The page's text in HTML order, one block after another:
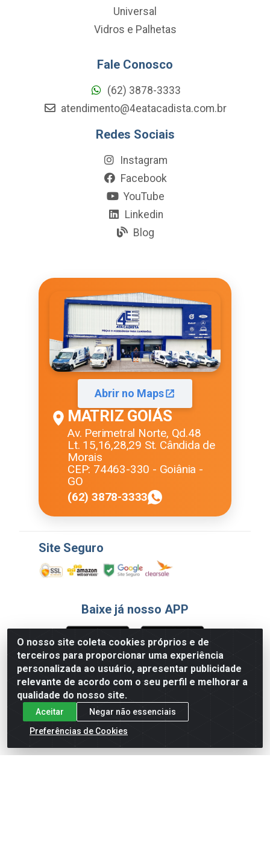
O nosso site coleta cookies próprios e de
terceiros para proporcionar uma experiência
personalizada ao usuário, apresentar publicidade
relevante de acordo com o seu perfil e melhorar a
qualidade do nosso site.
Aceitar
Negar não essenciais
Preferências de Cookies
Universal
Vidros e Palhetas
Fale Conosco
(62) 3878-3333
atendimento@4eatacadista.com.br
Redes Sociais
Instagram
Facebook
YouTube
Linkedin
Blog
Abrir no Maps
MATRIZ GOIÁS
Av. Perimetral Norte, Qd.48
Lt. 15,16,28,29 St. Cândida de
Morais
CEP: 74463-330 - Goiânia -
GO
(62) 3878-3333
Site Seguro
Baixe já nosso APP
Formas de Pagamento